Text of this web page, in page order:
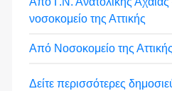
νοσοκομείο της Αττικής
Από Νοσοκομείο της
Δείτε περισσότερες